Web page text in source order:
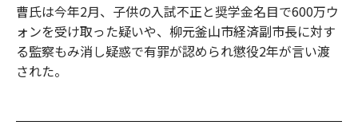
曹氏は今年2月、子供の入試不正と奨学金名目で600万ウ
ォンを受け取った疑いや、柳元釜山市経済副市長に対す
る監察もみ消し疑惑で有罪が認められ懲役2年が言い渡
された。